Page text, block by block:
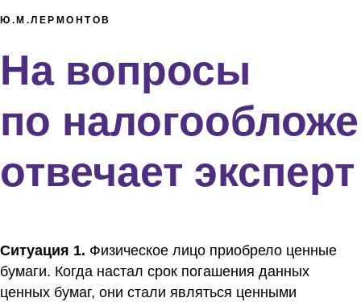
Ю.М.ЛЕРМОНТОВ
На вопросы
по
отвечает эксперт
Ситуация 1. Физическое лицо приобрело ценные
бумаги. Когда настал срок погашения данных
ценных бумаг, они стали являться ценными